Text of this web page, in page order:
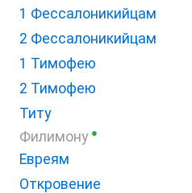
1 Фессалоникийцам
2 Фессалоникийцам
1 Тимофею
2 Тимофею
Титу
Филимону ●
Евреям
Откровение